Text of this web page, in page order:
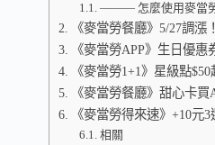
——— 怎麼使用麥當勞
《麥當勞餐廳》5/27調漲！
《麥當勞APP》生日優惠
《麥當勞1+1》星級點$50
《麥當勞餐廳》甜心卡買
《麥當勞得來速》+10元3
相關